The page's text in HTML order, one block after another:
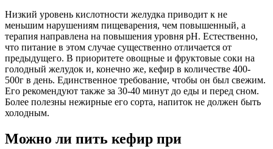
Низкий уровень кислотности желудка приводит к не
меньшим нарушениям пищеварения, чем повышенный, а
терапия направлена на повышения уровня pH. Естественно,
что питание в этом случае существенно отличается от
предыдущего. В приоритете овощные и фруктовые соки на
голодный желудок и, конечно же, кефир в количестве 400-
500г в день. Единственное требование, чтобы он был свежим.
Его рекомендуют также за 30-40 минут до еды и перед сном.
Более полезны нежирные его сорта, напиток не должен быть
холодным.
Можно ли пить кефир при